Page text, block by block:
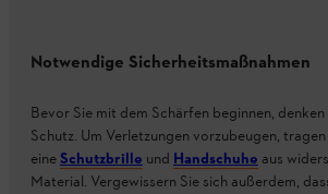
Notwendige Sicherheitsmaßnahmen
Bevor Sie mit dem Schärfen beginnen, denken
Schutz. Um Verletzungen vorzubeugen,
eineSchutzbrille und Handschuhe aus
Material. Vergewissern Sie sich außerdem,